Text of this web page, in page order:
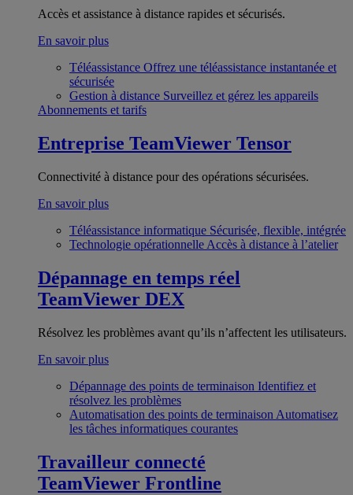
Accès et assistance à distance rapides et sécurisés.
En savoir plus
Téléassistance Offrez une téléassistance instantanée et
sécurisée
Gestion à distance Surveillez et gérez les appareils
Abonnements et tarifs
Entreprise TeamViewer Tensor
Connectivité à distance pour des opérations sécurisées.
En savoir plus
Téléassistance informatique Sécurisée, flexible, intégrée
Technologie opérationnelle Accès à distance à l’atelier
Dépannage en temps réel
TeamViewer DEX
Résolvez les problèmes avant qu’ils n’affectent les utilisateurs.
En savoir plus
Dépannage des points de terminaison Identifiez et
résolvez les problèmes
Automatisation des points de terminaison Automatisez
les tâches informatiques courantes
Travailleur connecté
TeamViewer Frontline